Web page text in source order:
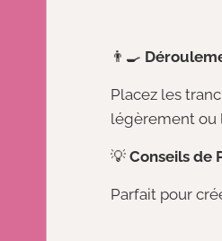
👨‍🍳
Placez les
légèrement ou
💡 Conseils de
Parfait pour